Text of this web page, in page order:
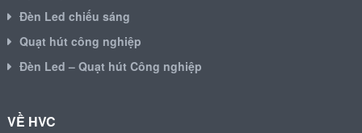
Đèn Led chiếu sáng
Quạt hút công nghiệp
Đèn Led – Quạt hút Công nghiệp
VỀ HVC